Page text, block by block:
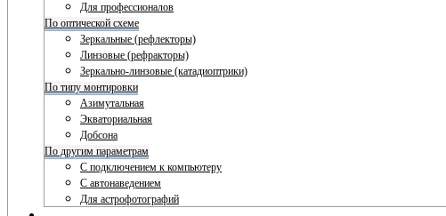
Для профессионалов
По оптической схеме
Зеркальные (рефлекторы)
Линзовые (рефракторы)
Зеркально-линзовые (катадиоптрики)
По типу монтировки
Азимутальная
Экваториальная
Добсона
По другим параметрам
С подключением к компьютеру
С автонаведением
Для астрофотографий